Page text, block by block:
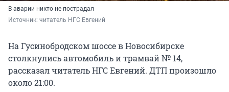
В аварии никто не пострадал
Источник: читатель НГС Евгений
На Гусинобродском шоссе в Новосибирске
столкнулись автомобиль и трамвай № 14,
рассказал читатель НГС Евгений. ДТП произошло
около 21:00.